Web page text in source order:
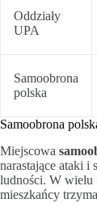
Oddziały
UPA
Samoobrona
polska
Samoobrona
Miejscowa
narastające ataki i
ludności. W wielu
mieszkańcy